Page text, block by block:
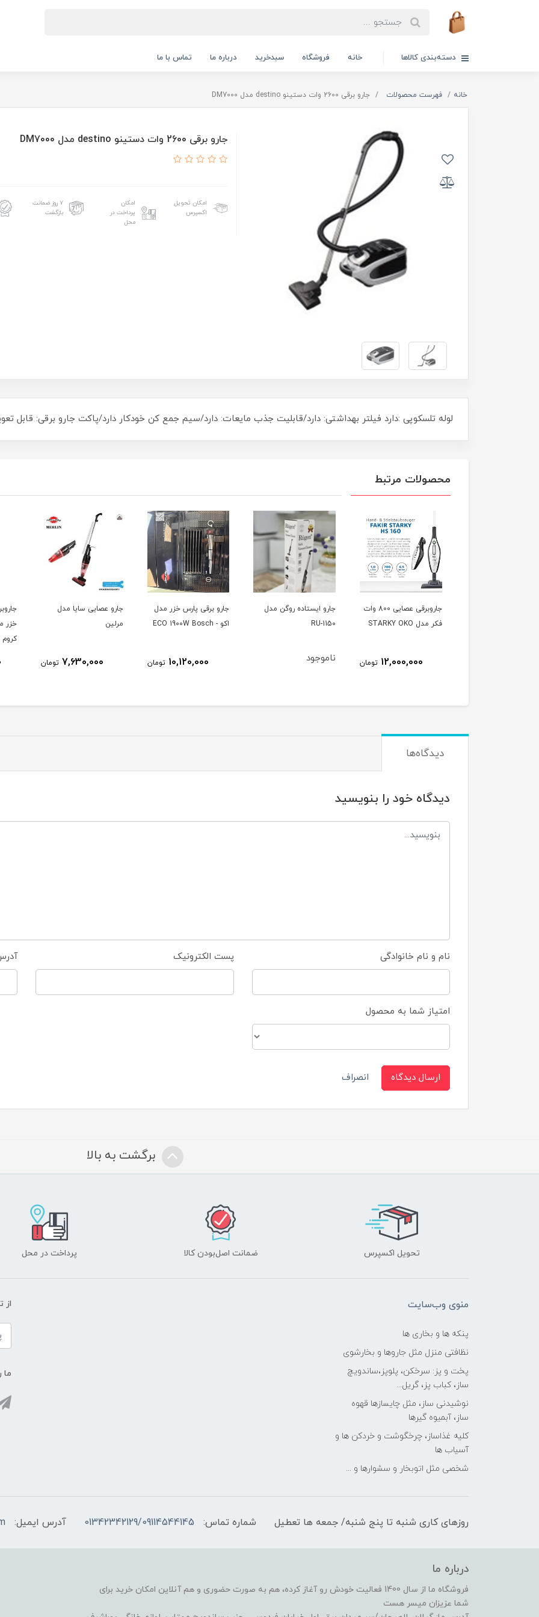
دسته‌بندی کالاها خانه فروشگاه سبدخرید درباره ما تماس با ما
خانه فهرست محصولات جارو برقی 2600 وات دستینو destino مدل DM7000
جارو برقی 2600 وات دستینو destino مدل DM7000
امکان تحویل
اکسپرس
امکان
پرداخت در
محل
۷ روز ضمانت
بازگشت
لوله تلسکوپی :دارد فیلتر بهداشتی: دارد/قابلیت جذب مایعات: دارد/سیم جمع کن خودکار دارد/پاکت جارو برقی: قابل
محصولات مرتبط
جارو ایستاده روگن مدل
RU-1150
ناموجود
جارو برقی پارس خزر مدل
اکو - ECO 1900W Bosch
10,120,000
جارو عصایی سایا مدل
مرلین
7,630,000 تومان
جاروبرقی 2000 وات پارس
13,230,000 تومان
دیدگاه‌ها
دیدگاه خود را بنویسید
نام و نام خانوادگی پست الکترونیک
امتیاز شما به محصول
ارسال دیدگاه انصراف
برگشت به بالا
تحویل اکسپرس ضمانت اصل‌بودن کالا پرداخت در محل
منوی وب‌سایت
پنکه ها و بخاری ها
نظافتی منزل مثل جاروها و بخارشوی
پخت و پز: سرخکن، پلوپز،ساندویچ
ساز، کباب پز، گریل...
نوشیدنی ساز، مثل چایسازها قهوه
ساز، آبمیوه گیرها
کلیه غذاساز، چرخگوشت و خردکن ها و
آسیاب ها
شخصی مثل اتوبخار و سشوارها و ...
از
ما
روزهای کاری شنبه تا پنج شنبه/ جمعه ها تعطیل شماره تماس: 01342342129/09114544145 آدرس ایمیل:
درباره ما
فروشگاه ما از سال 1400 فعالیت خودش رو آغاز کرده، هم به صورت حضوری و هم آنلاین امکان خرید برای
شما عزیزان میسر هست